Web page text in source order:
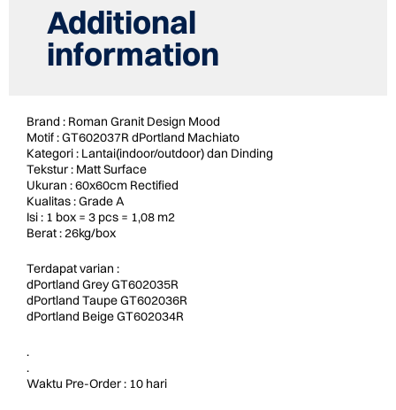
Additional
information
Brand : Roman Granit Design Mood
Motif : GT602037R dPortland Machiato
Kategori : Lantai(indoor/outdoor) dan Dinding
Tekstur : Matt Surface
Ukuran : 60x60cm Rectified
Kualitas : Grade A
Isi : 1 box = 3 pcs = 1,08 m2
Berat : 26kg/box
Terdapat varian :
dPortland Grey GT602035R
dPortland Taupe GT602036R
dPortland Beige GT602034R
.
.
Waktu Pre-Order : 10 hari